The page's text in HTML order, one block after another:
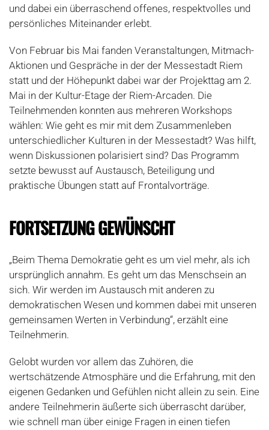
und dabei ein überraschend offenes, respektvolles und
persönliches Miteinander erlebt.
Von Februar bis Mai fanden Veranstaltungen, Mitmach-
Aktionen und Gespräche in der der Messestadt Riem
statt und der Höhepunkt dabei war der Projekttag am 2.
Mai in der Kultur-Etage der Riem-Arcaden. Die
Teilnehmenden konnten aus mehreren Workshops
wählen: Wie geht es mir mit dem Zusammenleben
unterschiedlicher Kulturen in der Messestadt? Was hilft,
wenn Diskussionen polarisiert sind? Das Programm
setzte bewusst auf Austausch, Beteiligung und
praktische Übungen statt auf Frontalvorträge.
FORTSETZUNG GEWÜNSCHT
„Beim Thema Demokratie geht es um viel mehr, als ich
ursprünglich annahm. Es geht um das Menschsein an
sich. Wir werden im Austausch mit anderen zu
demokratischen Wesen und kommen dabei mit unseren
gemeinsamen Werten in Verbindung“, erzählt eine
Teilnehmerin.
Gelobt wurden vor allem das Zuhören, die
wertschätzende Atmosphäre und die Erfahrung, mit den
eigenen Gedanken und Gefühlen nicht allein zu sein. Eine
andere Teilnehmerin äußerte sich überrascht darüber,
wie schnell man über einige Fragen in einen tiefen